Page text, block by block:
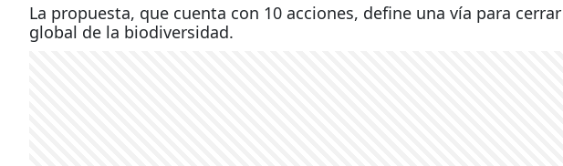
La propuesta, que cuenta con 10 acciones, define una vía para
global de la biodiversidad.